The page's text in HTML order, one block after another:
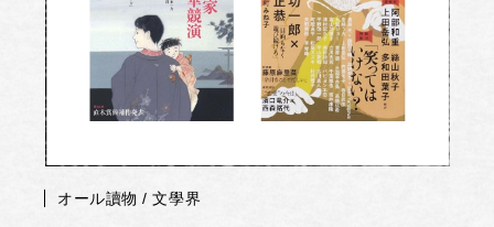
オール讀物 / 文學界